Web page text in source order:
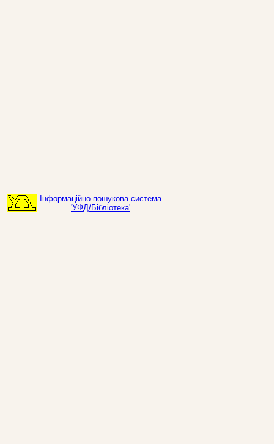
Інформаційно-пошукова система
'УФД/Бібліотека'